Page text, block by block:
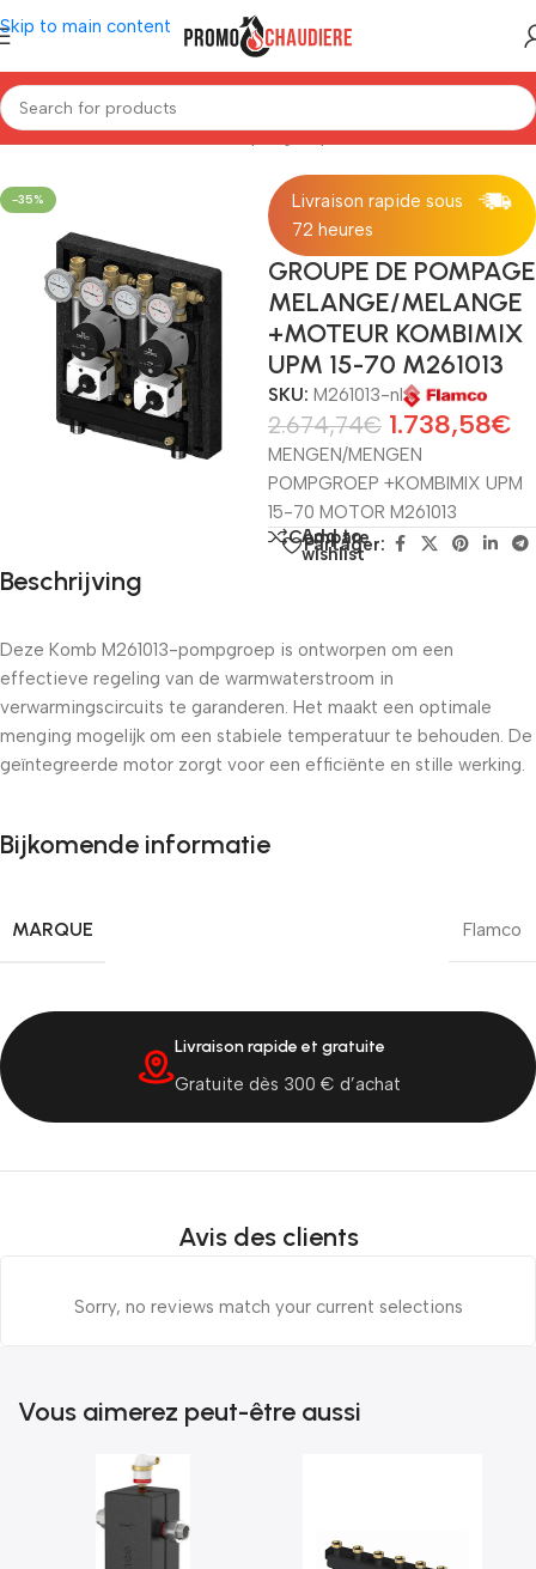
Skip to main content
Home/Installatiemateriaal/Pompengroep
-35%
Livraison rapide sous
72 heures
GROUPE DE POMPAGE
MELANGE/MELANGE
+MOTEUR KOMBIMIX
UPM 15-70 M261013
SKU: M261013-nl
2.674,74€ 1.738,58€
MENGEN/MENGEN
POMPGROEP +KOMBIMIX UPM
15-70 MOTOR M261013
Compare
Add to
wishlist
Partager:
Beschrijving
Deze Komb M261013-pompgroep is ontworpen om een ​​
effectieve regeling van de warmwaterstroom in
verwarmingscircuits te garanderen. Het maakt een optimale
menging mogelijk om een ​​stabiele temperatuur te behouden. De
geïntegreerde motor zorgt voor een efficiënte en stille werking.
Bijkomende informatie
MARQUE Flamco
rapide et gratuite
dès 300 € d’achat
Livraison rapide sous 72h
France & Belgique
Avis des clients
Sorry, no reviews match your current selections
Vous aimerez peut-être aussi